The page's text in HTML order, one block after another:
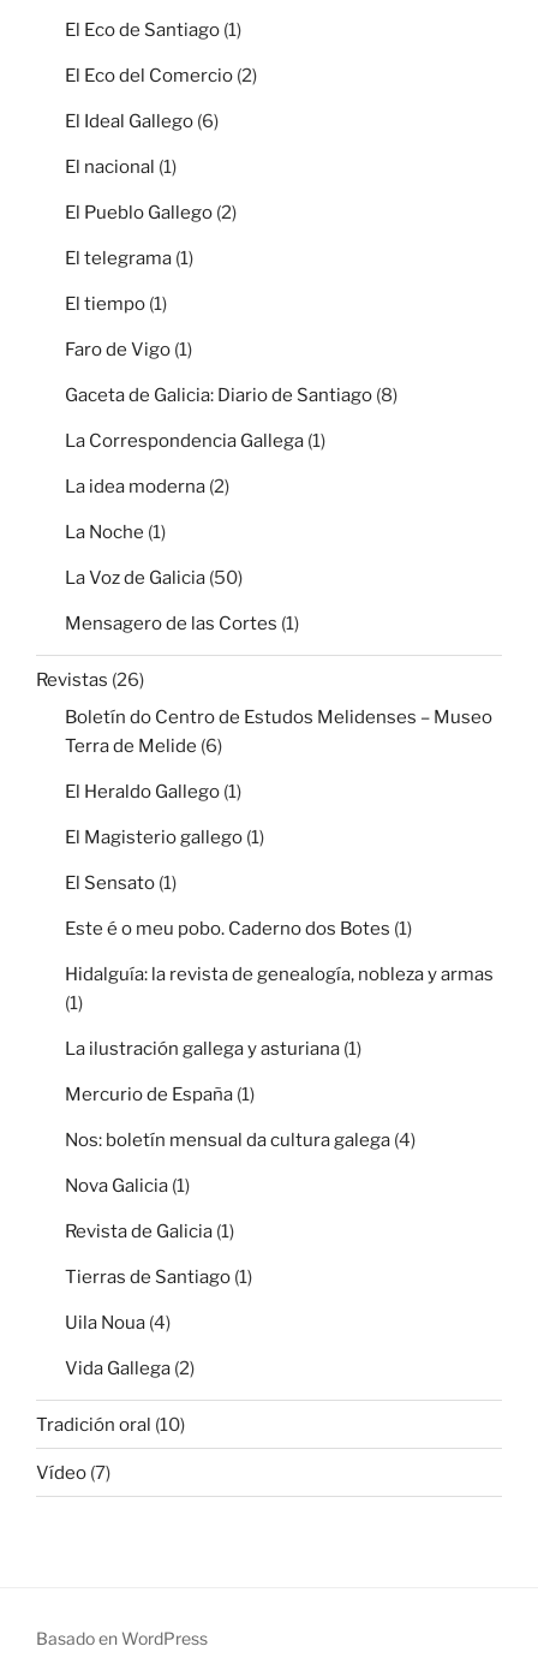
El Eco de Santiago (1)
El Eco del Comercio (2)
El Ideal Gallego (6)
El nacional (1)
El Pueblo Gallego (2)
El telegrama (1)
El tiempo (1)
Faro de Vigo (1)
Gaceta de Galicia: Diario de Santiago (8)
La Correspondencia Gallega (1)
La idea moderna (2)
La Noche (1)
La Voz de Galicia (50)
Mensagero de las Cortes (1)
Revistas (26)
Boletín do Centro de Estudos Melidenses – Museo
Terra de Melide (6)
El Heraldo Gallego (1)
El Magisterio gallego (1)
El Sensato (1)
Este é o meu pobo. Caderno dos Botes (1)
Hidalguía: la revista de genealogía, nobleza y armas
(1)
La ilustración gallega y asturiana (1)
Mercurio de España (1)
Nos: boletín mensual da cultura galega (4)
Nova Galicia (1)
Revista de Galicia (1)
Tierras de Santiago (1)
Uila Noua (4)
Vida Gallega (2)
Tradición oral (10)
Vídeo (7)
Basado en WordPress